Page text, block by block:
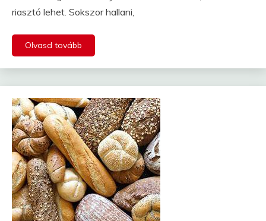
riasztó lehet. Sokszor hallani,
Olvasd tovább